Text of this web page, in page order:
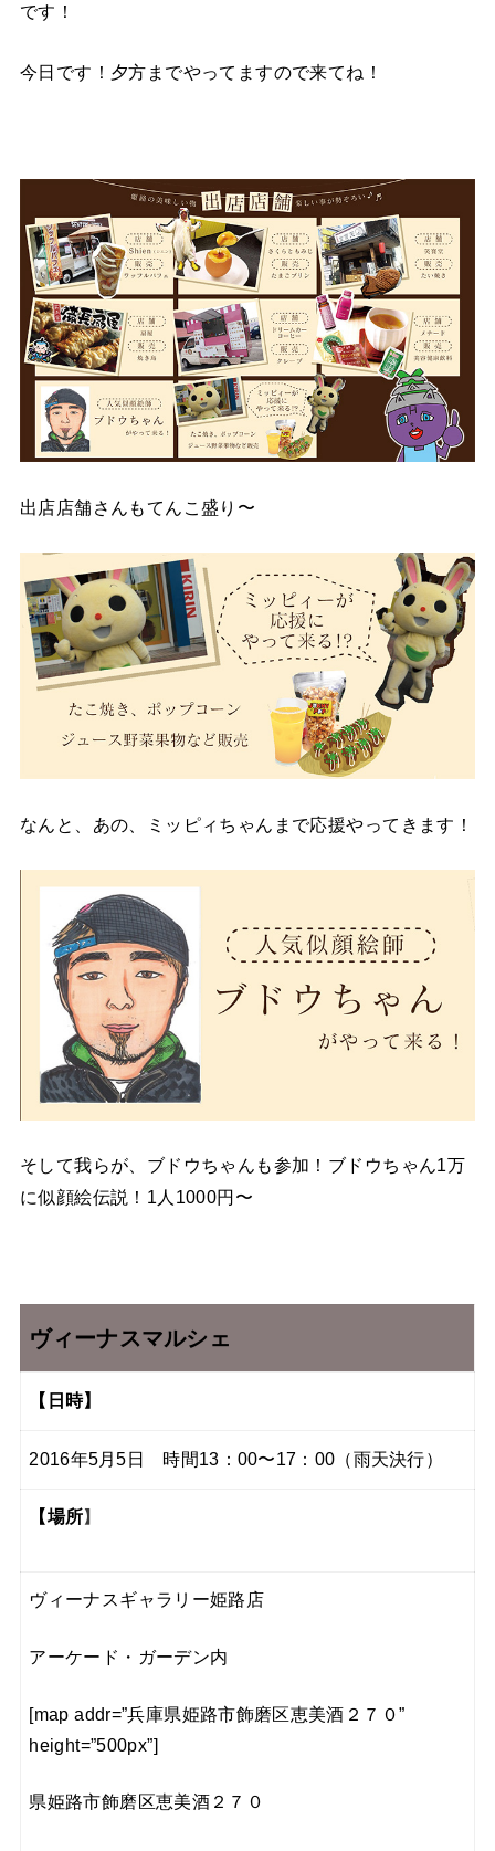
です！
今日です！夕方までやってますので来てね！
出店店舗さんもてんこ盛り〜
なんと、あの、ミッピィちゃんまで応援やってきます！
そして我らが、ブドウちゃんも参加！ブドウちゃん1万
に似顔絵伝説！1人1000円〜
ヴィーナスマルシェ
【日時】
2016年5月5日 時間13：00〜17：00（雨天決行）
【場所】
ヴィーナスギャラリー姫路店
アーケード・ガーデン内
[map addr=”兵庫県姫路市飾磨区恵美酒２７０”
height=”500px”]
県姫路市飾磨区恵美酒２７０